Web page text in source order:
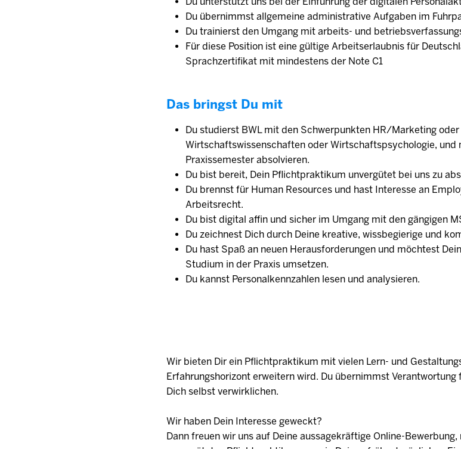
Du übernimmst allgemeine administrative Aufgaben im
Du trainierst den Umgang mit arbeits- und
Für diese Position ist eine gültige Arbeitserlaubnis für
Sprachzertifikat mit mindestens der Note C1
Das bringst Du mit
Du studierst BWL mit den Schwerpunkten HR/Marketing
Wirtschaftswissenschaften oder Wirtschaftspsychologie,
Praxissemester absolvieren.
Du bist bereit, Dein Pflichtpraktikum unvergütet bei uns zu
Du brennst für Human Resources und hast Interesse an
Arbeitsrecht.
Du bist digital affin und sicher im Umgang mit den gängigen
Du zeichnest Dich durch Deine kreative, wissbegierige und
Du hast Spaß an neuen Herausforderungen und möchtest
Studium in der Praxis umsetzen.
Du kannst Personalkennzahlen lesen und analysieren.
Wir bieten Dir ein Pflichtpraktikum mit vielen Lern- und
Erfahrungshorizont erweitern wird. Du übernimmst
Dich selbst verwirklichen.
Wir haben Dein Interesse geweckt?
Dann freuen wir uns auf Deine aussagekräftige Online-